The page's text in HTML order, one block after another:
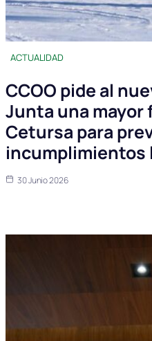
ACTUALIDAD
CCOO pide al
Junta una mayor
Cetursa para
incumplimientos
30 Junio 2026